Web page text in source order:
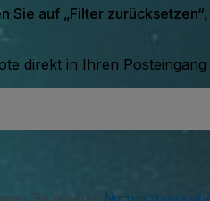
Sie auf „Filter
direkt in Ihren Posteingang